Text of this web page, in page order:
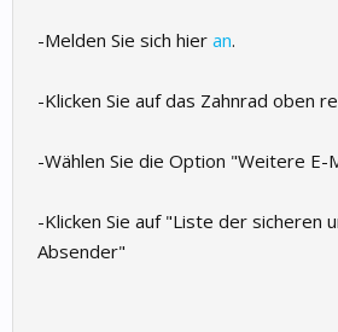
-Melden Sie sich hier an.
-Klicken Sie auf das Zahnrad oben
-Wählen Sie die Option "Weitere E-
-Klicken Sie auf "Liste der sicheren
Absender"